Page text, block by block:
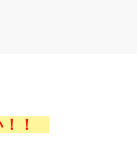
！！